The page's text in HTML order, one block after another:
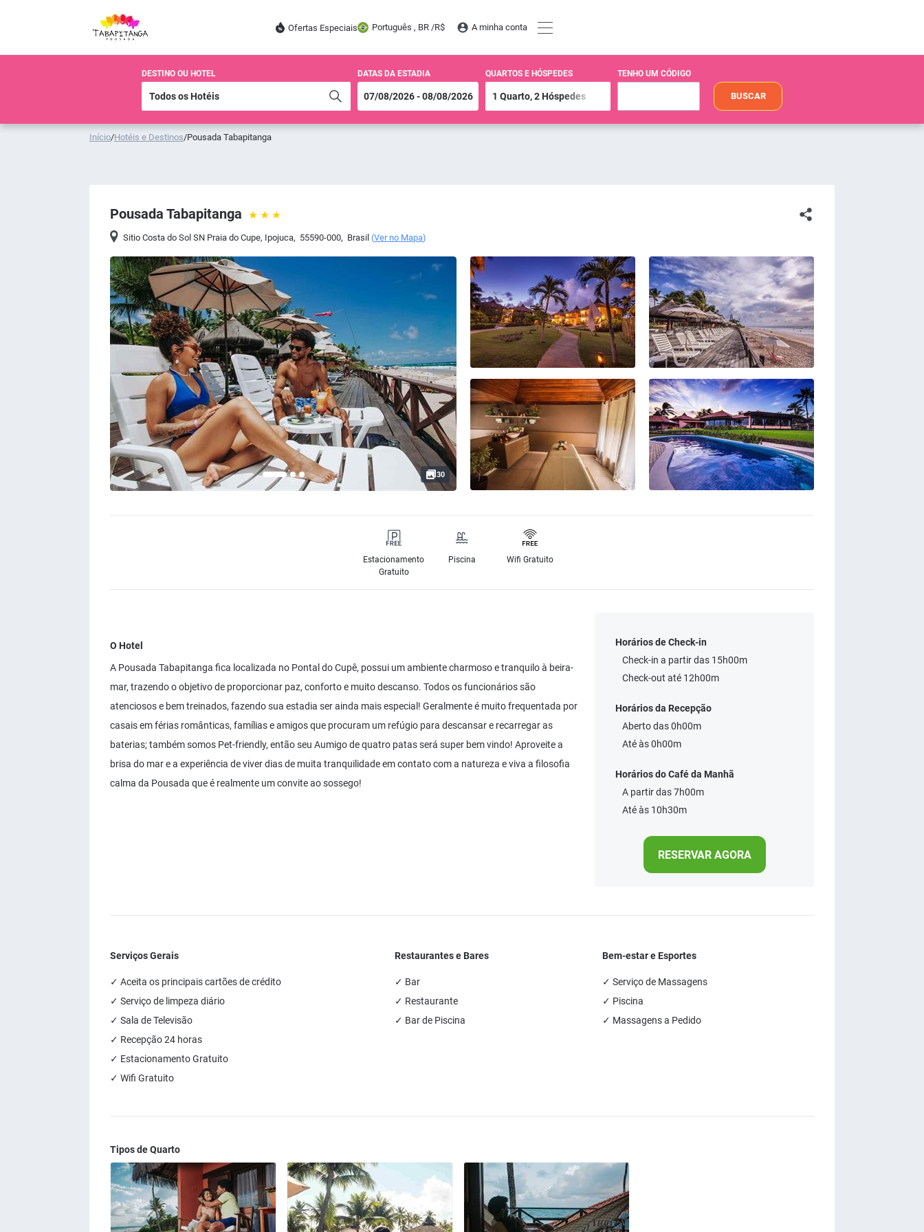
Ofertas Especiais Português , BR /R$ A minha conta
DESTINO OU HOTEL DATAS DA ESTADIA QUARTOS E HÓSPEDES TENHO UM CÓDIGO
BUSCAR
Início/Hotéis e Destinos/Pousada Tabapitanga
Pousada Tabapitanga
Sitio Costa do Sol SN Praia do Cupe, Ipojuca, 55590-000, Brasil (Ver no Mapa)
30
Estacionamento
Gratuito
Piscina Wifi Gratuito
O Hotel
A Pousada Tabapitanga fica localizada no Pontal do Cupê, possui um ambiente charmoso e tranquilo à beira-
mar, trazendo o objetivo de proporcionar paz, conforto e muito descanso. Todos os funcionários são
atenciosos e bem treinados, fazendo sua estadia ser ainda mais especial! Geralmente é muito frequentada por
casais em férias românticas, famílias e amigos que procuram um refúgio para descansar e recarregar as
baterias; também somos Pet-friendly, então seu Aumigo de quatro patas será super bem vindo! Aproveite a
brisa do mar e a experiência de viver dias de muita tranquilidade em contato com a natureza e viva a filosofia
calma da Pousada que é realmente um convite ao sossego!
Horários de Check-in
Check-in a partir das 15h00m
Check-out até 12h00m
Horários da Recepção
Aberto das 0h00m
Até às 0h00m
Horários do Café da Manhã
A partir das 7h00m
Até às 10h30m
RESERVAR AGORA
Serviços Gerais
✓ Aceita os principais cartões de crédito
✓ Serviço de limpeza diário
✓ Sala de Televisão
✓ Recepção 24 horas
✓ Estacionamento Gratuito
✓ Wifi Gratuito
Restaurantes e Bares
✓ Bar
✓ Restaurante
✓ Bar de Piscina
Bem-estar e Esportes
✓ Serviço de Massagens
✓ Piscina
✓ Massagens a Pedido
Tipos de Quarto